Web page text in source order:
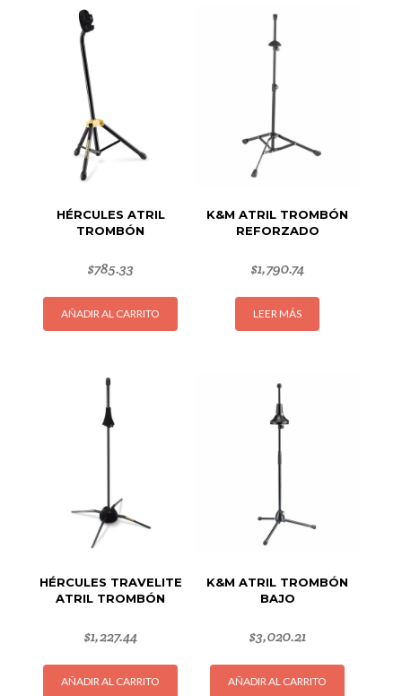
HÉRCULES ATRIL
TROMBÓN
$785.33
AÑADIR AL CARRITO
K&M ATRIL TROMBÓN
REFORZADO
$1,790.74
LEER MÁS
HÉRCULES TRAVELITE
ATRIL TROMBÓN
$1,227.44
AÑADIR AL CARRITO
K&M ATRIL TROMBÓN
BAJO
$3,020.21
AÑADIR AL CARRITO